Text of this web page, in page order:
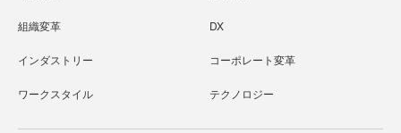
組織変革 DX
インダストリー コーポレート変革
ワークスタイル テクノロジー